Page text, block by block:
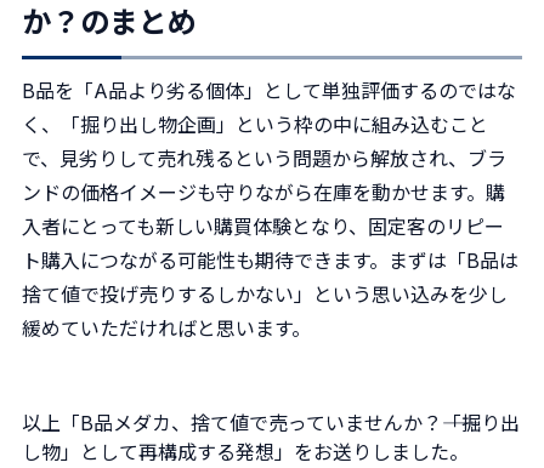
か？のまとめ
B品を「A品より劣る個体」として単独評価するのではな
く、「掘り出し物企画」という枠の中に組み込むこと
で、見劣りして売れ残るという問題から解放され、ブラ
ンドの価格イメージも守りながら在庫を動かせます。購
入者にとっても新しい購買体験となり、固定客のリピー
ト購入につながる可能性も期待できます。まずは「B品は
捨て値で投げ売りするしかない」という思い込みを少し
緩めていただければと思います。
以上「B品メダカ、捨て値で売っていませんか？――「掘り出
し物」として再構成する発想」をお送りしました。